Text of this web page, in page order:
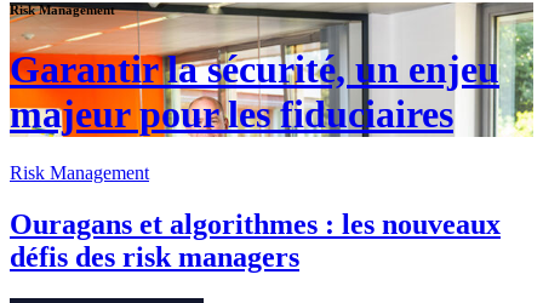
Risk Management
Garantir la sécurité, un enjeu
majeur pour les fiduciaires
Risk Management
Ouragans et algorithmes : les nouveaux
défis des risk managers